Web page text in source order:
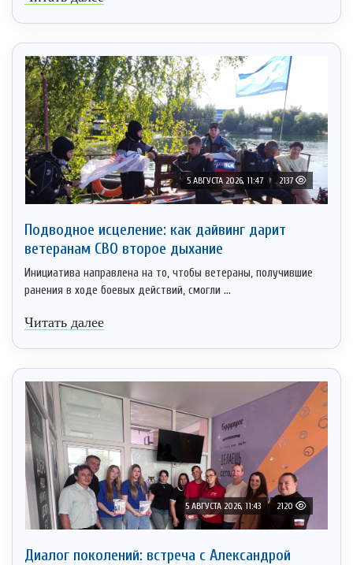
5 АВГУСТА 2026, 11:47 2137
Подводное исцеление: как дайвинг дарит
ветеранам СВО второе дыхание
Инициатива направлена на то, чтобы ветераны, получившие
ранения в ходе боевых действий, смогли ...
Читать далее
5 АВГУСТА 2026, 11:43 2120
Диалог поколений: встреча с Александрой